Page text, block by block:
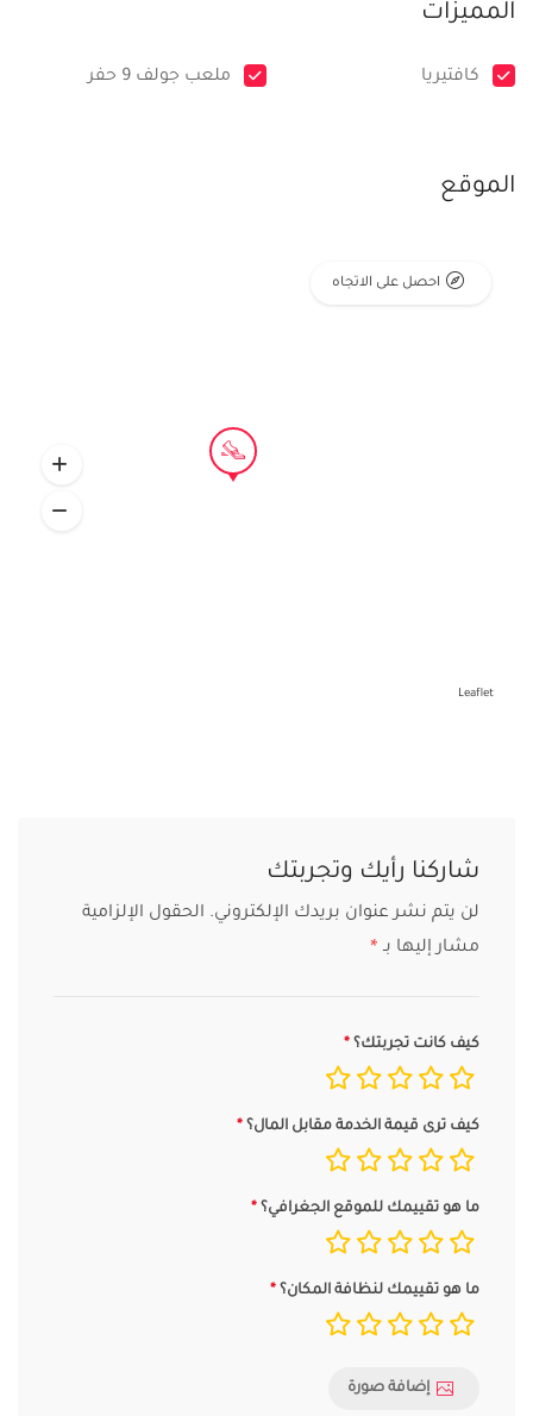
المميزات
كافتيريا ملعب جولف 9 حفر
الموقع
Leaflet
احصل على الاتجاه
شاركنا رأيك وتجربتك
لن يتم نشر عنوان بريدك الإلكتروني. الحقول الإلزامية
مشار إليها بـ *
كيف كانت تجربتك؟
كيف ترى قيمة الخدمة مقابل المال؟
ما هو تقييمك للموقع الجغرافي؟
ما هو تقييمك لنظافة المكان؟
إضافة صورة